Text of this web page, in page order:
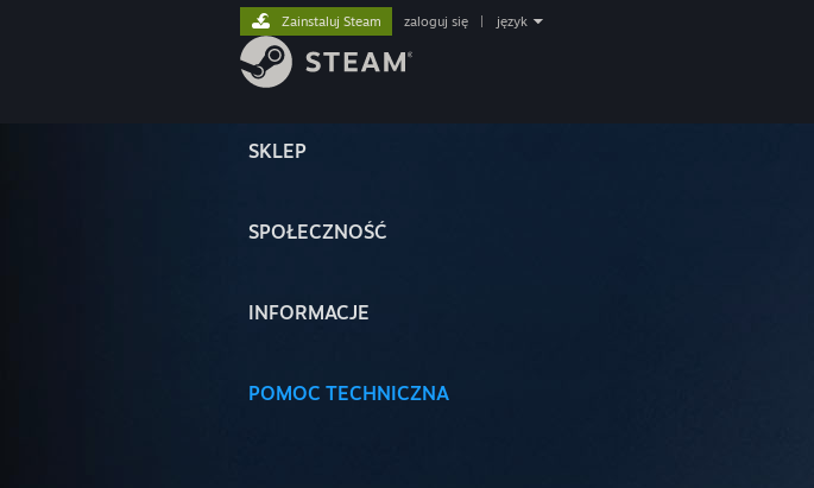
SKLEP
SPOŁECZNOŚĆ
INFORMACJE
POMOC TECHNICZNA
Zainstaluj Steam zaloguj się język